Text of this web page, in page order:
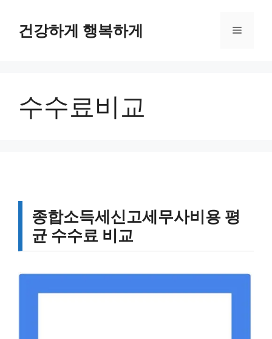
건강하게 행복하게 메
수수료비교
종합소득세신고세무사비용 평
균 수수료 비교